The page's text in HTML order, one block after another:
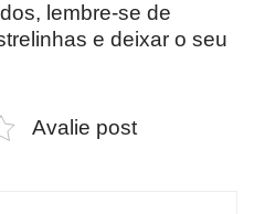
lembre-se de
e deixar o seu
Avalie post